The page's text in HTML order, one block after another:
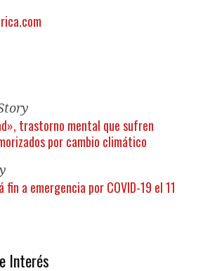
trastorno mental que sufren
por cambio climático
fin a emergencia por COVID-19 el 11
Interés